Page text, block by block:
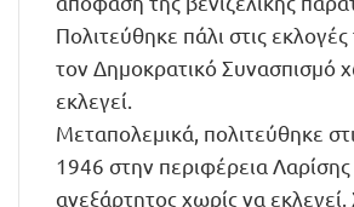
Πολιτεύθηκε πάλι στις
τον Δημοκρατικό Συνασπισμό
εκλεγεί.
Μεταπολεμικά, πολιτεύθηκε
1946 στην περιφέρεια
ανεξάρτητος χωρίς να εκλεγεί.